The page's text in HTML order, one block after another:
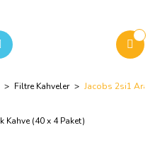
Filtre Kahveler Jacobs 2si1